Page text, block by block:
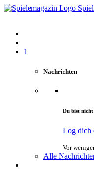
1
Nachrichten
Du bist
Log dich
Vor
Alle